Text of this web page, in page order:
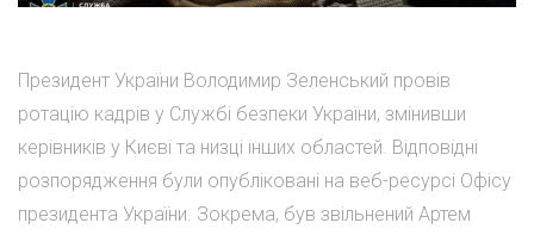
Президент України Володимир Зеленський провів
ротацію кадрів у Службі безпеки України, змінивши
керівників у Києві та низці інших областей. Відповідні
розпорядження були опубліковані на веб-ресурсі Офісу
президента України. Зокрема, був звільнений Артем